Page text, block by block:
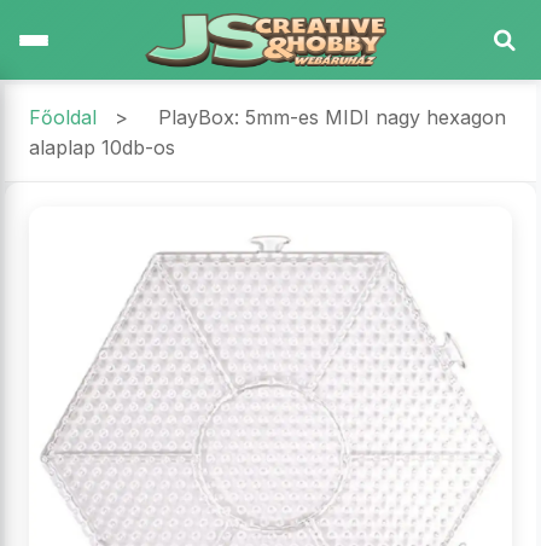
Főoldal >
PlayBox: 5mm-es MIDI nagy hexagon
alaplap 10db-os